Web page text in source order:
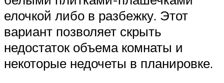
елочкой либо в разбежку. Этот
вариант позволяет скрыть
недостаток объема комнаты и
некоторые недочеты в планировке.